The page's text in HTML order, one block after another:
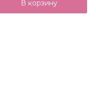
В корзину